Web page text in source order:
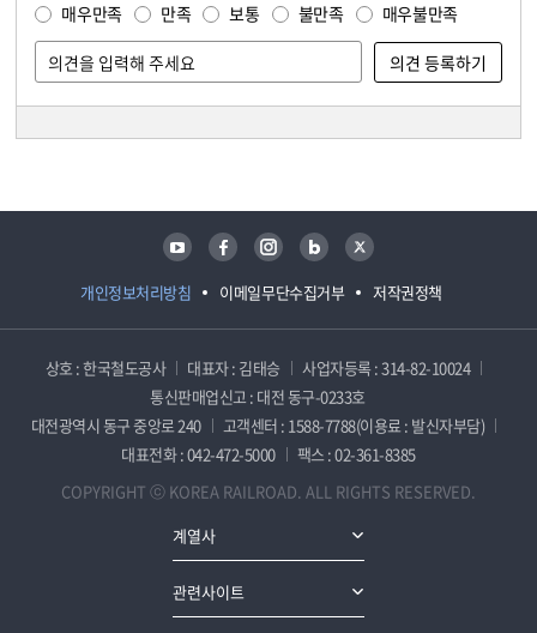
매우만족 만족 보통 불만족 매우불만족
개인정보처리방침 이메일무단수집거부 저작권정책
유튜브 페이스북 인스타그램 블로그 트위터
상호 : 한국철도공사 대표자 : 김태승
사업자등록 : 314-82-10024
통신판매업신고 : 대전 동구-0233호
대전광역시 동구 중앙로 240
고객센터 : 1588-7788(이용료 : 발신자부담)
대표전화 : 042-472-5000
팩스 : 02-361-8385
COPYRIGHT ⓒ KOREA RAILROAD. ALL RIGHTS RESERVED.
계열사
관련사이트